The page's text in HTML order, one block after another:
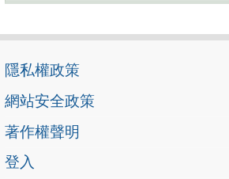
隱私權政策
網站安全政策
著作權聲明
登入